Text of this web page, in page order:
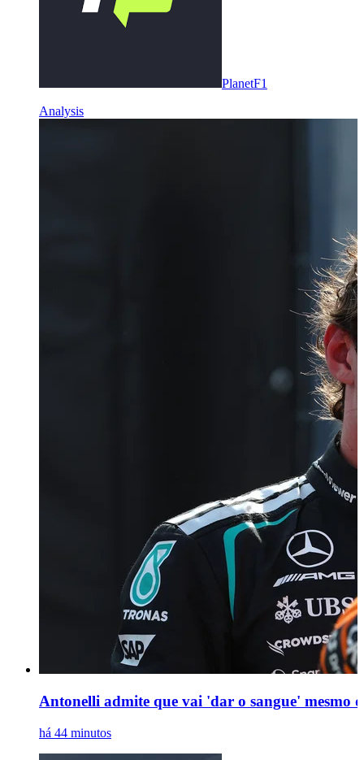
PlanetF1
Analysis
Antonelli admite que vai 'dar o sangue' mesmo
há 44 minutos